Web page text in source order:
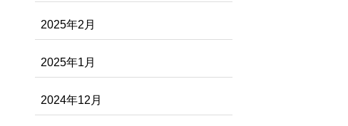
2025年2月
2025年1月
2024年12月